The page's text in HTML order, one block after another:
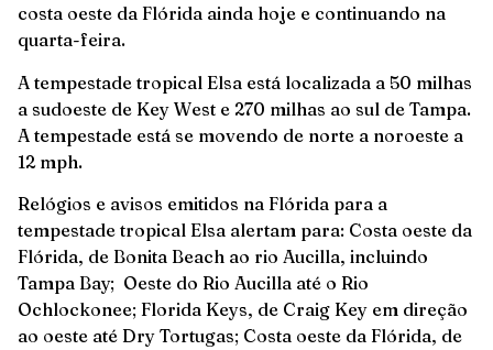
costa oeste da Flórida ainda hoje e continuando na
quarta-feira.
A tempestade tropical Elsa está localizada a 50 milhas
a sudoeste de Key West e 270 milhas ao sul de Tampa.
A tempestade está se movendo de norte a noroeste a
12 mph.
Relógios e avisos emitidos na Flórida para a
tempestade tropical Elsa alertam para: Costa oeste da
Flórida, de Bonita Beach ao rio Aucilla, incluindo
Tampa Bay; Oeste do Rio Aucilla até o Rio
Ochlockonee; Florida Keys, de Craig Key em direção
ao oeste até Dry Tortugas; Costa oeste da Flórida, de